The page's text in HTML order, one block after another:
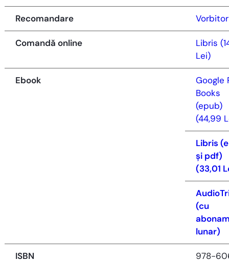
Recomandare
Comandă online
Libris
Lei)
Ebook
Google
Books
(epub)
(44,99
Libris
și pdf)
(33,01
(cu
lunar)
ISBN
978-